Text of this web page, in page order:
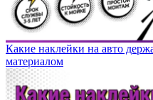
Какие наклейки на авто
материалом